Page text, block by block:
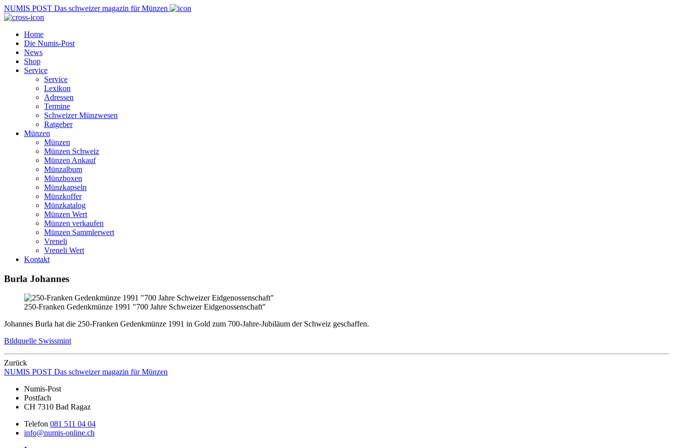
NUMIS POST Das schweizer magazin für Münzen
Home
Die Numis-Post
News
Shop
Service
Service
Lexikon
Adressen
Termine
Schweizer Münzwesen
Ratgeber
Münzen
Münzen
Münzen Schweiz
Münzen Ankauf
Münzalbum
Münzboxen
Münzkapseln
Münzkoffer
Münzkatalog
Münzen Wert
Münzen verkaufen
Münzen Sammlerwert
Vreneli
Vreneli Wert
Kontakt
Burla Johannes
250-Franken Gedenkmünze 1991 "700 Jahre Schweizer Eidgenossenschaft"
Johannes Burla hat die 250-Franken Gedenkmünze 1991 in Gold zum 700-Jahre-Jubiläum der Schweiz geschaffen.
Bildquelle Swissmint
Zurück
NUMIS POST Das schweizer magazin für Münzen
Numis-Post
Postfach
CH 7310 Bad Ragaz
Telefon 081 511 04 04
info@numis-online.ch